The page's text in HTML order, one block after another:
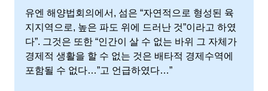
유엔 해양법회의에서, 섬은 “자연적으로 형성된 육
지지역으로, 높은 파도 위에 드러난 것”이라고 하였
다”. 그것은 또한 “인간이 살 수 없는 바위 그 자체가
경제적 생활을 할 수 없는 것은 배타적 경제수역에
포함될 수 없다…”고 언급하였다…”